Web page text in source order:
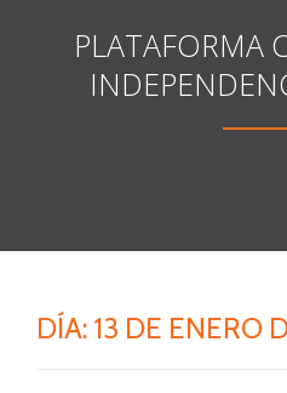
PLATAFORMA
DÍA: 13 DE ENERO